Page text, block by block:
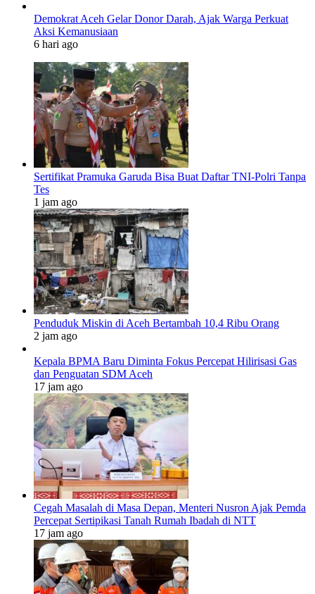
Demokrat Aceh Gelar Donor Darah, Ajak Warga Perkuat
Aksi Kemanusiaan
6 hari ago
Sertifikat Pramuka Garuda Bisa Buat Daftar TNI-Polri Tanpa
Tes
1 jam ago
Penduduk Miskin di Aceh Bertambah 10,4 Ribu Orang
2 jam ago
Kepala BPMA Baru Diminta Fokus Percepat Hilirisasi Gas
dan Penguatan SDM Aceh
17 jam ago
Cegah Masalah di Masa Depan, Menteri Nusron Ajak Pemda
Percepat Sertipikasi Tanah Rumah Ibadah di NTT
17 jam ago